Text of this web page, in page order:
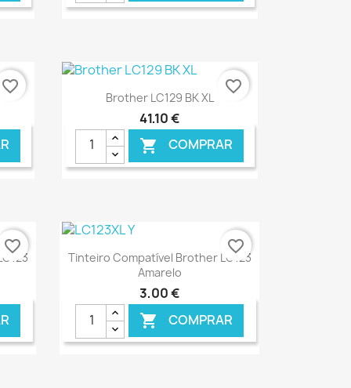
€ ONLINE
favorite_border Ver+
Brother LC129 BK XL
41,10 €
 COMPRAR
€ ONLINE
favorite_border
favorite_border Ver+
Tinteiro Compatível Brother LC123
Amarelo
3,00 €
 COMPRAR
favorite_border